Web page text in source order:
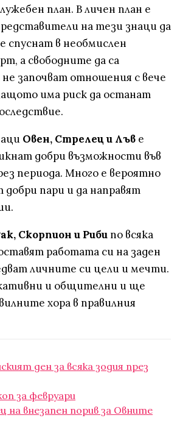
план. В личен план е
на тези знаци да
спуснат в необмислен
а свободните да са
започват отношения с вече
има риск да останат
Овен, Стрелец и Лъв е
добри възможности във
периода. Много е вероятно
добри пари и да направят
Скорпион и Рибипо всяка
работата си на заден
личните си цели и мечти.
и общителни и ще
хора в правилния
ден за всяка зодия през
за февруари
на внезапен порив за Овните